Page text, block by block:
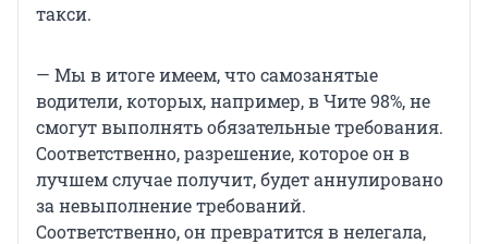
такси.
— Мы в итоге имеем, что самозанятые
водители, которых, например, в Чите 98%, не
смогут выполнять обязательные требования.
Соответственно, разрешение, которое он в
лучшем случае получит, будет аннулировано
за невыполнение требований.
Соответственно, он превратится в нелегала,